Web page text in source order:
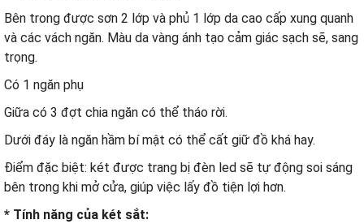
Bên trong được sơn 2 lớp và phủ 1 lớp da cao cấp xung quanh
và các vách ngăn. Màu da vàng ánh tạo cảm giác sạch sẽ, sang
trọng.
Có 1 ngăn phụ
Giữa có 3 đợt chia ngăn có thể tháo rời.
Dưới đáy là ngăn hầm bí mật có thể cất giữ đồ khá hay.
Điểm đặc biệt: két được trang bị đèn led sẽ tự động soi sáng
bên trong khi mở cửa, giúp việc lấy đồ tiện lợi hơn.
* Tính năng của két sắt: